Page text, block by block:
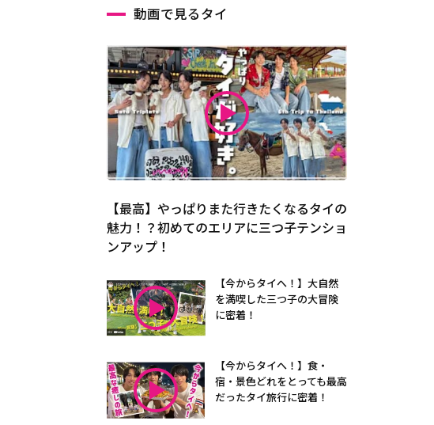
動画で見るタイ
【最高】やっぱりまた行きたくなるタイの
魅力！？初めてのエリアに三つ子テンショ
ンアップ！
【今からタイへ！】大自然
を満喫した三つ子の大冒険
に密着！
【今からタイへ！】食・
宿・景色どれをとっても最高
だったタイ旅行に密着！